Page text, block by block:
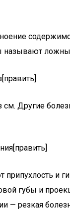
называют
см. Другие
припухлость и
губы и
— резкая